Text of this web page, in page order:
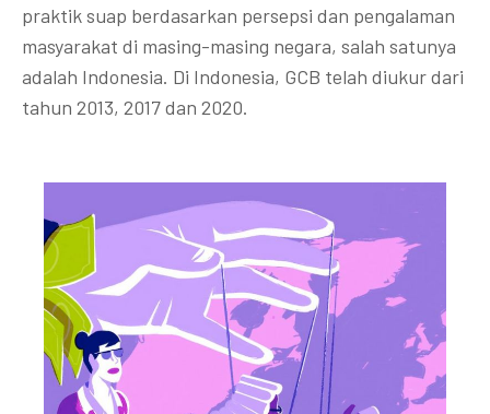
praktik suap berdasarkan persepsi dan pengalaman
masyarakat di masing-masing negara, salah satunya
adalah Indonesia. Di Indonesia, GCB telah diukur dari
tahun 2013, 2017 dan 2020.